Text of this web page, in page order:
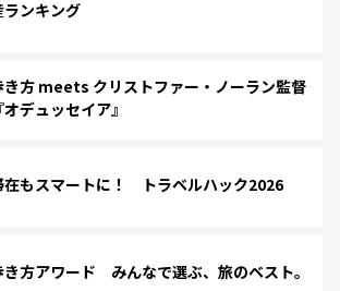
ンキング
き方 meets クリストファー・ノーラン監督
デュッセイア』
在もスマートに！ トラベルハック2026
方アワード みんなで選ぶ、旅のベスト。